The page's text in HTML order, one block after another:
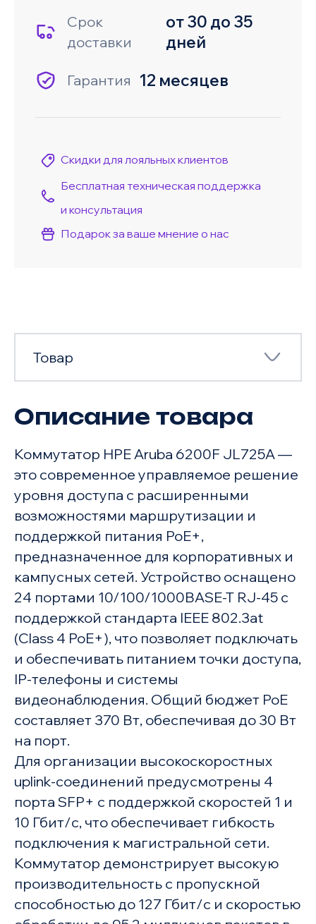
Срок
доставки
от 30 до 35
дней
Гарантия 12 месяцев
Скидки для лояльных клиентов
Бесплатная техническая поддержка
и консультация
Подарок за ваше мнение о нас
Товар
Товар
Характеристики
Описание товара
Коммутатор HPE Aruba 6200F JL725A —
это современное управляемое решение
уровня доступа с расширенными
возможностями маршрутизации и
поддержкой питания PoE+,
предназначенное для корпоративных и
кампусных сетей. Устройство оснащено
24 портами 10/100/1000BASE-T RJ-45 с
поддержкой стандарта IEEE 802.3at
(Class 4 PoE+), что позволяет подключать
и обеспечивать питанием точки доступа,
IP-телефоны и системы
видеонаблюдения. Общий бюджет PoE
составляет 370 Вт, обеспечивая до 30 Вт
на порт.
Для организации высокоскоростных
uplink-соединений предусмотрены 4
порта SFP+ с поддержкой скоростей 1 и
10 Гбит/с, что обеспечивает гибкость
подключения к магистральной сети.
Коммутатор демонстрирует высокую
производительность с пропускной
способностью до 127 Гбит/с и скоростью